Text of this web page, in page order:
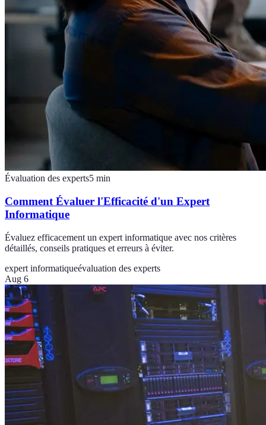
Évaluation des experts5 min
Comment Évaluer l'Efficacité d'un Expert
Informatique
Évaluez efficacement un expert informatique avec nos critères
détaillés, conseils pratiques et erreurs à éviter.
expert informatiqueévaluation des experts
Aug 6